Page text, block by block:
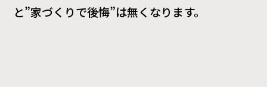
と”家づくりで後悔”は無くなります。